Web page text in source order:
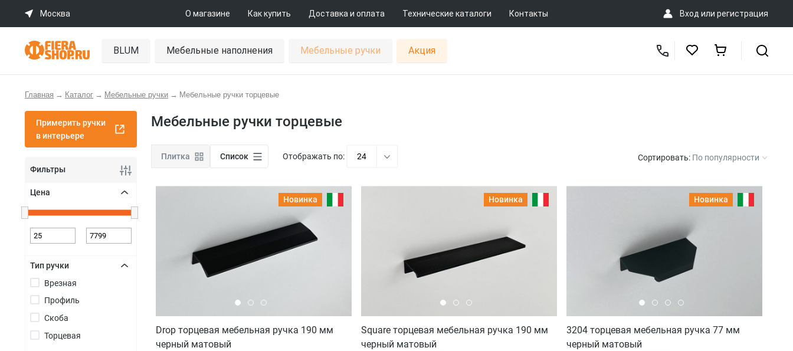
Москва О магазине Как купить Доставка и оплата Технические каталоги Контакты Вход или регистрация
BLUM Мебельные наполнения Мебельные ручки Акция
Главная → Каталог → Мебельные ручки → Мебельные ручки торцевые
Примерить ручки
в интерьере
Фильтры
Цена
+
Тип ручки
Врезная
Профиль
Скоба
Торцевая
Мебельные ручки торцевые
Плитка Список Отображать по: 24 Сортировать: По популярности
Новинка
Drop торцевая мебельная ручка 190 мм
черный матовый
Новинка
Square торцевая мебельная ручка 190 мм
черный матовый
Новинка
3204 торцевая мебельная ручка 77 мм
черный матовый